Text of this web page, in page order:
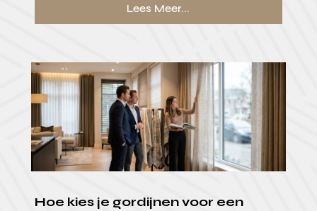
Lees Meer...
Hoe kies je gordijnen voor een